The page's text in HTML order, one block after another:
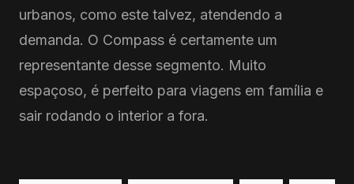
urbanos, como este talvez, atendendo a
demanda. O Compass é certamente um
representante desse segmento. Muito
espaçoso, é perfeito para viagens em família e
sair rodando o interior a fora.